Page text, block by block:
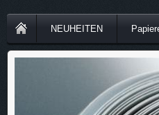
NEUHEITEN